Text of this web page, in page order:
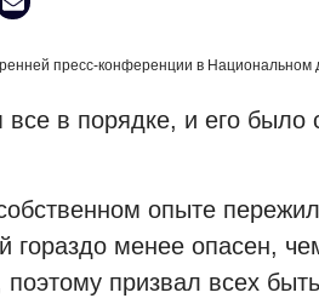
пресс-конференции в Национальном
все в порядке, и его было
опыте
гораздо менее опасен,
поэтому призвал всех